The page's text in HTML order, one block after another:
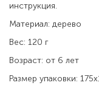
инструкция.
Материал: дерево
Вес: 120 г
Возраст: от 6 лет
Размер упаковки: